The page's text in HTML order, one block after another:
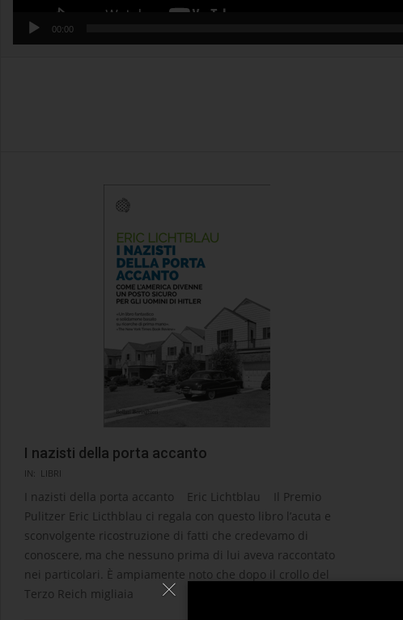
00:00
I nazisti della porta accanto
2026-
06-
18
IN: LIBRI
I nazisti della porta accanto Eric Lichtblau Il Premio
Pulitzer Eric Licthblau ci regala con questo libro l’acuta e
sconvolgente ricostruzione di fatti che credevamo di
conoscere, ma che nessuno prima di lui aveva raccontato
nei particolari. È ampiamente noto che dopo il crollo del
Terzo Reich migliaia